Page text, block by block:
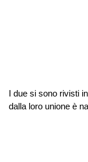
I due si sono rivisti
dalla loro unione è